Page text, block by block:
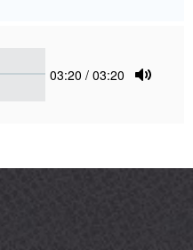
Current
03:20 / 03:20